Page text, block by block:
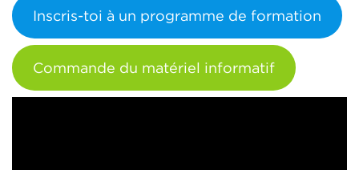
Inscris-toi à un programme de formation
Commande du matériel informatif